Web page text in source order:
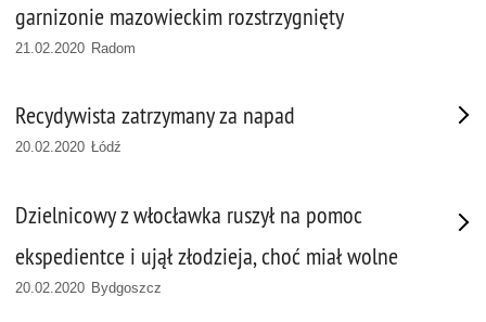
garnizonie mazowieckim rozstrzygnięty
21.02.2020 Radom
Recydywista zatrzymany za napad
20.02.2020 Łódź
Dzielnicowy z włocławka ruszył na pomoc
ekspedientce i ujął złodzieja, choć miał wolne
20.02.2020 Bydgoszcz